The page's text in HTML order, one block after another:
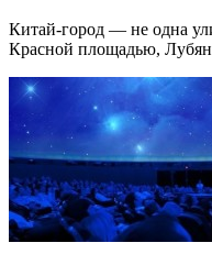
Китай-город — не одна
Красной площадью,